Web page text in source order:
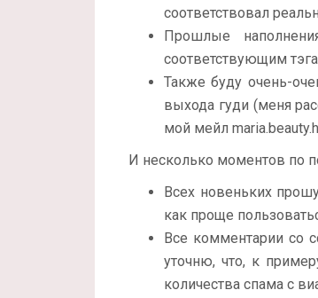
соответствовал
Прошлые
соответствующим
Также буду очень-
выхода гуди (меня
мой мейл
И несколько моментов по
Всех новеньких
как проще
Все комментарии со
уточню, что, к
количества спама с